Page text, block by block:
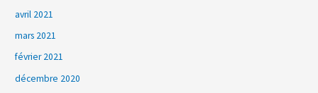
avril 2021
mars 2021
février 2021
décembre 2020